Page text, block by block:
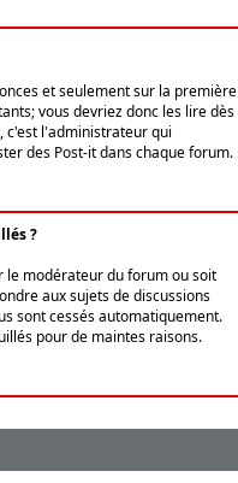
et seulement sur la première
vous devriez donc les lire dès
c'est l'administrateur qui
des Post-it dans chaque forum.
?
le modérateur du forum ou soit
aux sujets de discussions
sont cessés automatiquement.
pour de maintes raisons.